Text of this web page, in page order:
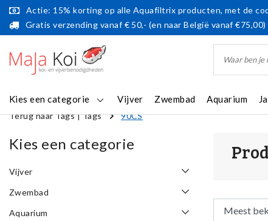
Actie: 15% korting op alle Aquafiltrix producten, met de
Gratis verzending vanaf € 50,- (en naar België vanaf €75,00)
Kies een categorie Vijver Zwembad Aquarium
Terug naar Tags|Tags 90CS
Kies een categorie
Vijver
Zwembad
Aquarium